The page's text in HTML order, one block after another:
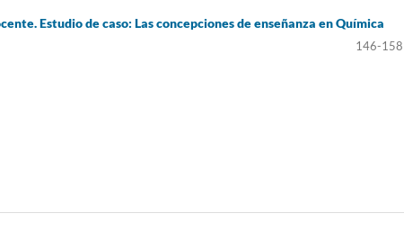
Estudio de caso: Las concepciones de enseñanza en Química
146-158